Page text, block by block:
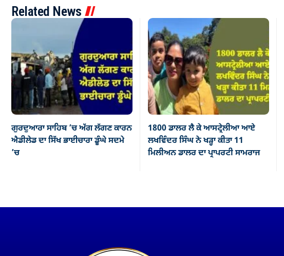
Related News
ਗੁਰਦੁਆਰਾ ਸਾਹਿਬ ’ਚ ਅੱਗ ਲੱਗਣ ਕਾਰਨ
ਐਡੀਲੇਡ ਦਾ ਸਿੱਖ ਭਾਈਚਾਰਾ ਡੂੰਘੇ ਸਦਮੇ
’ਚ
1800 ਡਾਲਰ ਲੈ ਕੇ ਆਸਟ੍ਰੇਲੀਆ ਆਏ
ਲਖਵਿੰਦਰ ਸਿੰਘ ਨੇ ਖੜ੍ਹਾ ਕੀਤਾ 11
ਮਿਲੀਅਨ ਡਾਲਰ ਦਾ ਪ੍ਰਾਪਰਟੀ ਸਾਮਰਾਜ